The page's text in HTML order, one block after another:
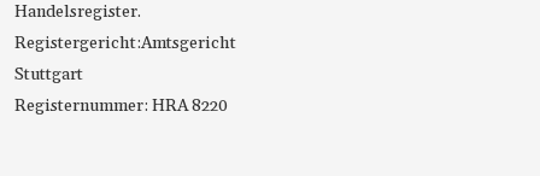
Handelsregister.
Registergericht:Amtsgericht
Stuttgart
Registernummer: HRA 8220